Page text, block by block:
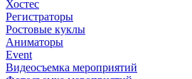
Хостес
Регистраторы
Ростовые куклы
Аниматоры
Event
Видеосъемка мероприятий